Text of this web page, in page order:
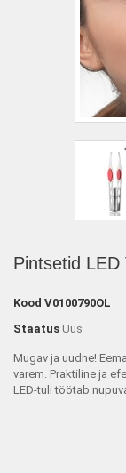
Pintsetid LED
Kood V0100790OL
Staatus Uus
Mugav ja uudne!
varem. Praktiline ja
LED-tuli töötab